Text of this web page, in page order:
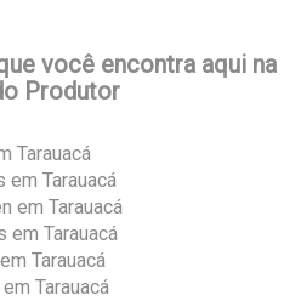
você encontra aqui na
Produtor
Tarauacá
em Tarauacá
em Tarauacá
em Tarauacá
Tarauacá
Tarauacá